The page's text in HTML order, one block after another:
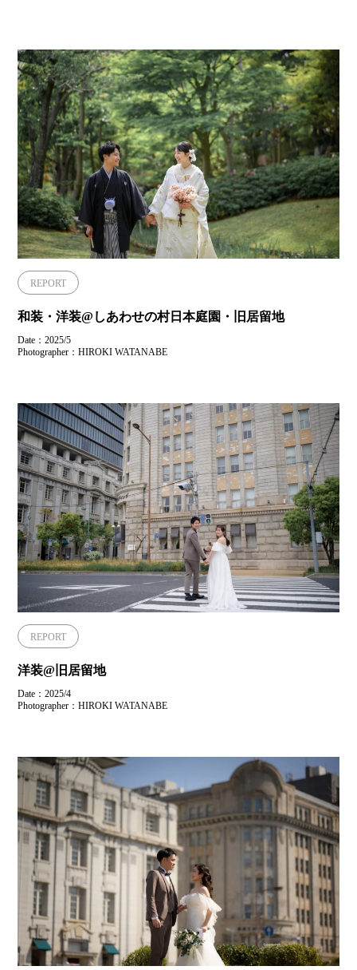
REPORT
和装・洋装@しあわせの村日本庭園・旧居留地
Date：2025/5
Photographer：HIROKI WATANABE
REPORT
洋装@旧居留地
Date：2025/4
Photographer：HIROKI WATANABE